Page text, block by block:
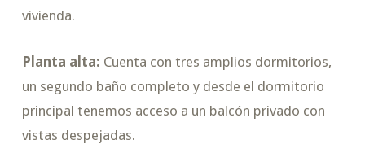
vivienda.
Planta alta: Cuenta con tres amplios dormitorios,
un segundo baño completo y desde el dormitorio
principal tenemos acceso a un balcón privado con
vistas despejadas.